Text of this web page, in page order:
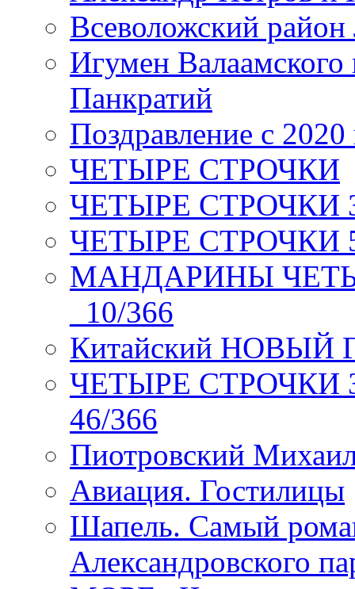
Всеволожский район
Игумен
Панкратий
Поздравление с 2020
ЧЕТЫРЕ СТРОЧКИ
ЧЕТЫРЕ СТРОЧКИ 3
ЧЕТЫРЕ СТРОЧКИ 5
МАНДАРИНЫ
_10/366
Китайский НОВЫЙ
ЧЕТЫРЕ СТРОЧКИ
46/366
Пиотровский
Авиация. Гостилицы
Шапель. Самый
Александровского